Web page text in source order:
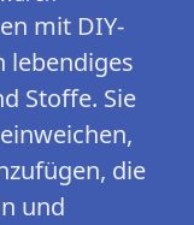
mit DIY-
lebendiges
Stoffe. Sie
die
und